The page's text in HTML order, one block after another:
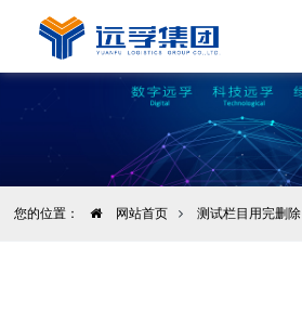
您的位置： 网站首页 测试栏目用完删除